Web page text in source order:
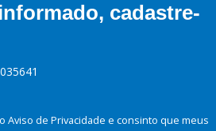
cadastre-
Aviso de Privacidade e consinto que meus